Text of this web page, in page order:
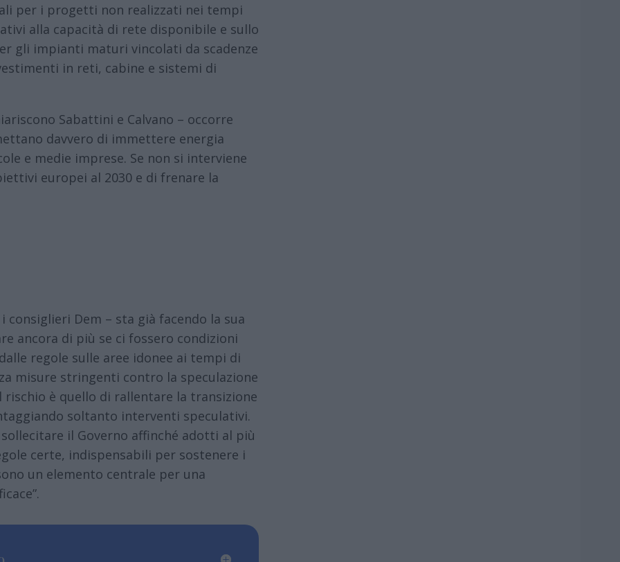
per i progetti non realizzati nei tempi
alla capacità di rete disponibile e sullo
gli impianti maturi vincolati da scadenze
in reti, cabine e sistemi di
Sabattini e Calvano – occorre
davvero di immettere energia
e medie imprese. Se non si interviene
europei al 2030 e di frenare la
consiglieri Dem – sta già facendo la sua
ancora di più se ci fossero condizioni
regole sulle aree idonee ai tempi di
misure stringenti contro la speculazione
è quello di rallentare la transizione
soltanto interventi speculativi.
il Governo affinché adotti al più
certe, indispensabili per sostenere i
un elemento centrale per una